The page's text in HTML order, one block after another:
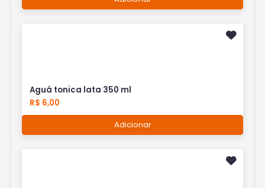
Aguá tonica lata 350 ml
R$ 6,00
Adicionar